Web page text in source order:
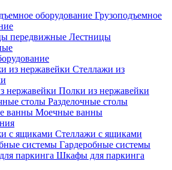
Грузоподъемное
Лестницы
Стеллажи из
Полки из нержавейки
Разделочные столы
Моечные ванны
Стеллажи с ящиками
Гардеробные системы
Шкафы для паркинга